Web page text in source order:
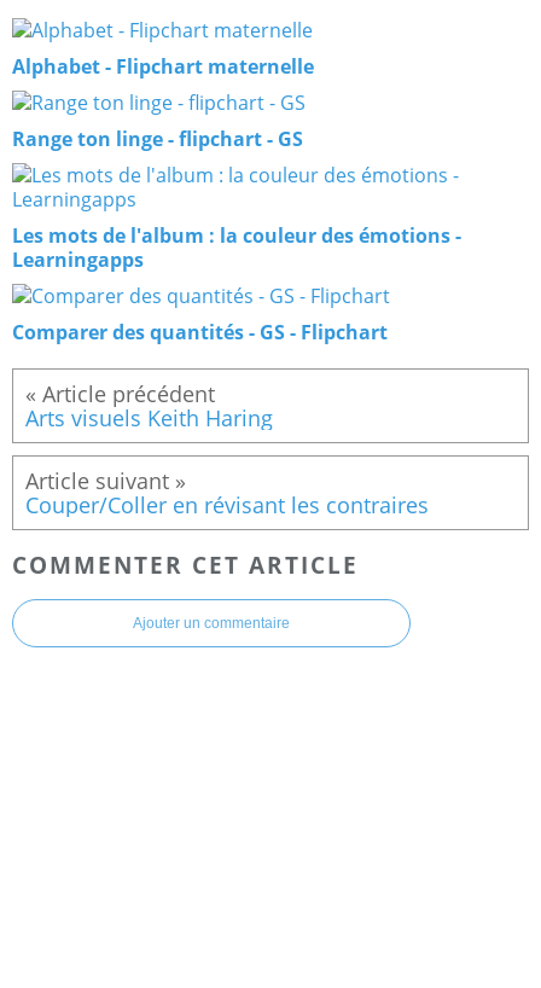
Alphabet - Flipchart maternelle
Range ton linge - flipchart - GS
Les mots de l'album : la couleur des émotions -
Learningapps
Comparer des quantités - GS - Flipchart
Arts visuels Keith Haring
Couper/Coller en révisant les contraires
COMMENTER CET ARTICLE
Ajouter un commentaire